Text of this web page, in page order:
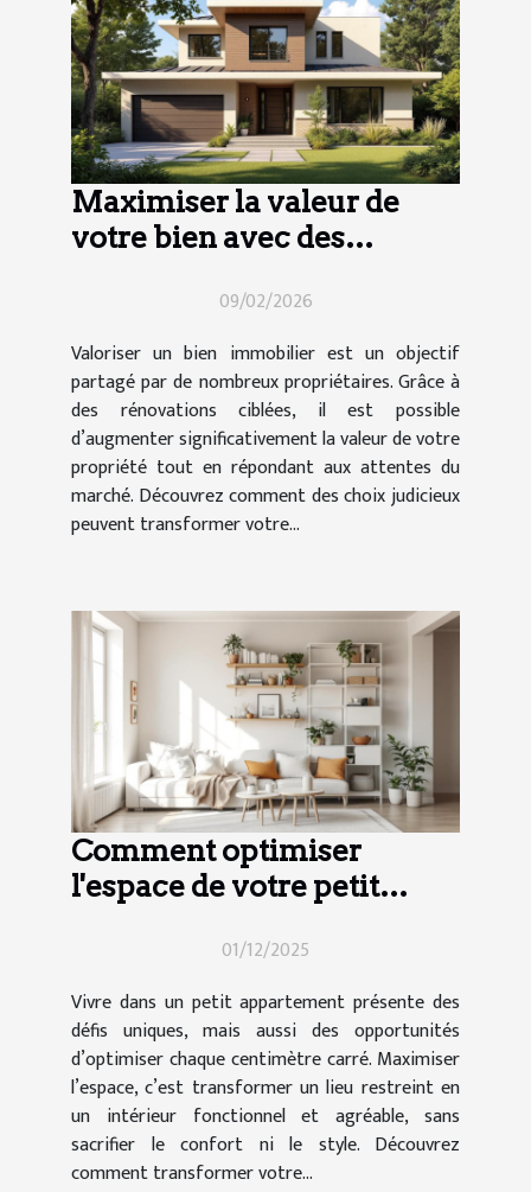
Maximiser la valeur de
votre bien avec des
09/02/2026
Valoriser un bien immobilier est un objectif
partagé par de nombreux propriétaires. Grâce à
des rénovations ciblées, il est possible
d’augmenter significativement la valeur de votre
propriété tout en répondant aux attentes du
marché. Découvrez comment des choix judicieux
peuvent transformer votre...
Comment optimiser
l'espace de votre petit
01/12/2025
Vivre dans un petit appartement présente des
défis uniques, mais aussi des opportunités
d’optimiser chaque centimètre carré. Maximiser
l’espace, c’est transformer un lieu restreint en
un intérieur fonctionnel et agréable, sans
sacrifier le confort ni le style. Découvrez
comment transformer votre...